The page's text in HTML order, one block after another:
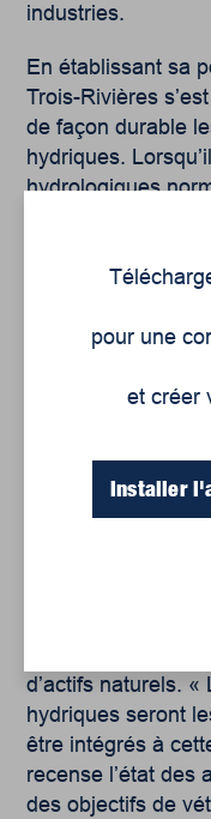
industries.
En établissant sa
Trois-Rivières
de façon durable
hydriques.
hydrologiques
milieux naturels
de rétention, des
Ceux-ci sont «
entretenir », peut-
La politique
population quant
par les milieux
d’actifs naturels.
hydriques seront
être intégrés à
recense l’état des
des objectifs de
pour une
et créer
Installer